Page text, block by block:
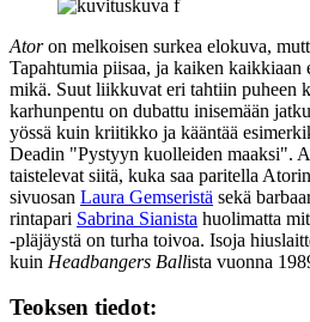
Atoron melkoisen surkea elokuva,
Tapahtumia piisaa, ja kaiken kaikkiaan
mikä. Suut liikkuvat eri tahtiin puheen
karhunpentu on dubattu inisemään
yössä kuin kriitikko ja kääntää
Deadin "Pystyyn kuolleiden maaksi".
taistelevat siitä, kuka saa paritella
sivuosan Laura Gemseristä sekä
rintapari Sabrina Sianista huolimatta
‑pläjäystä on turha toivoa. Isoja
kuin Headbangers Ballista vuonna
Teoksen tiedot: